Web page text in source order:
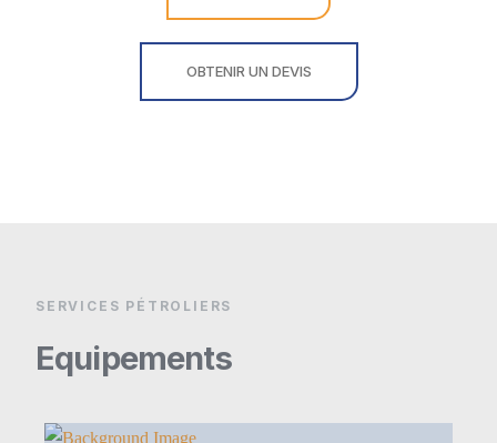
OBTENIR UN DEVIS
SERVICES PÉTROLIERS
Equipements